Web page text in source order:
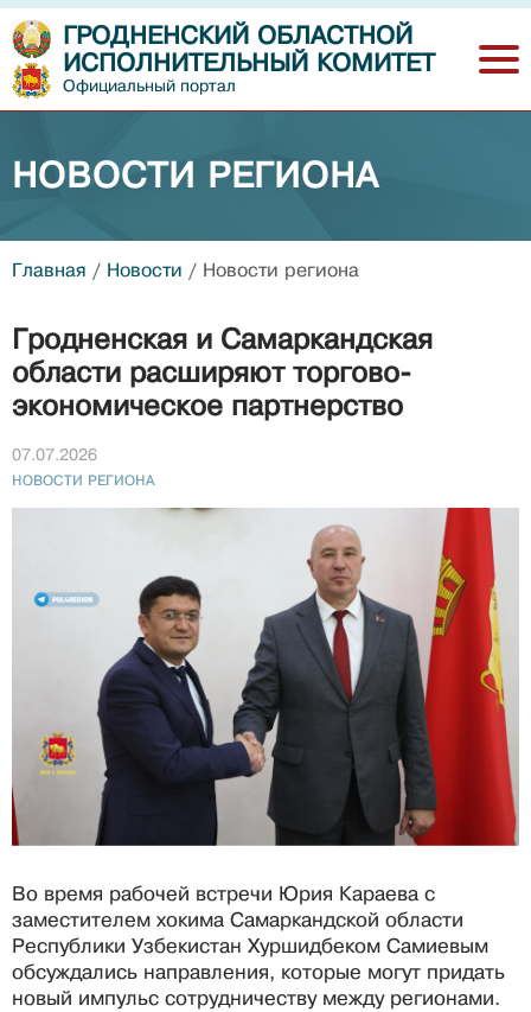
ГРОДНЕНСКИЙ ОБЛАСТНОЙ
ИСПОЛНИТЕЛЬНЫЙ КОМИТЕТ
Официальный портал
НОВОСТИ РЕГИОНА
Главная / Новости / Новости региона
Гродненская и Самаркандская
области расширяют торгово-
экономическое партнерство
07.07.2026
НОВОСТИ РЕГИОНА
Во время рабочей встречи Юрия Караева с
заместителем хокима Самаркандской области
Республики Узбекистан Хуршидбеком Самиевым
обсуждались направления, которые могут придать
новый импульс сотрудничеству между регионами.